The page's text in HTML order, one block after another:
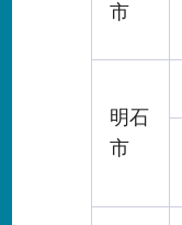
市
明石
市